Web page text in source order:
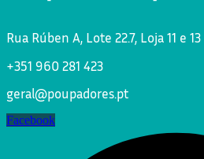
Rua Rúben A, Lote 22.7, Loja 11 e
+351 960 281 423
geral@poupadores.pt
Facebook